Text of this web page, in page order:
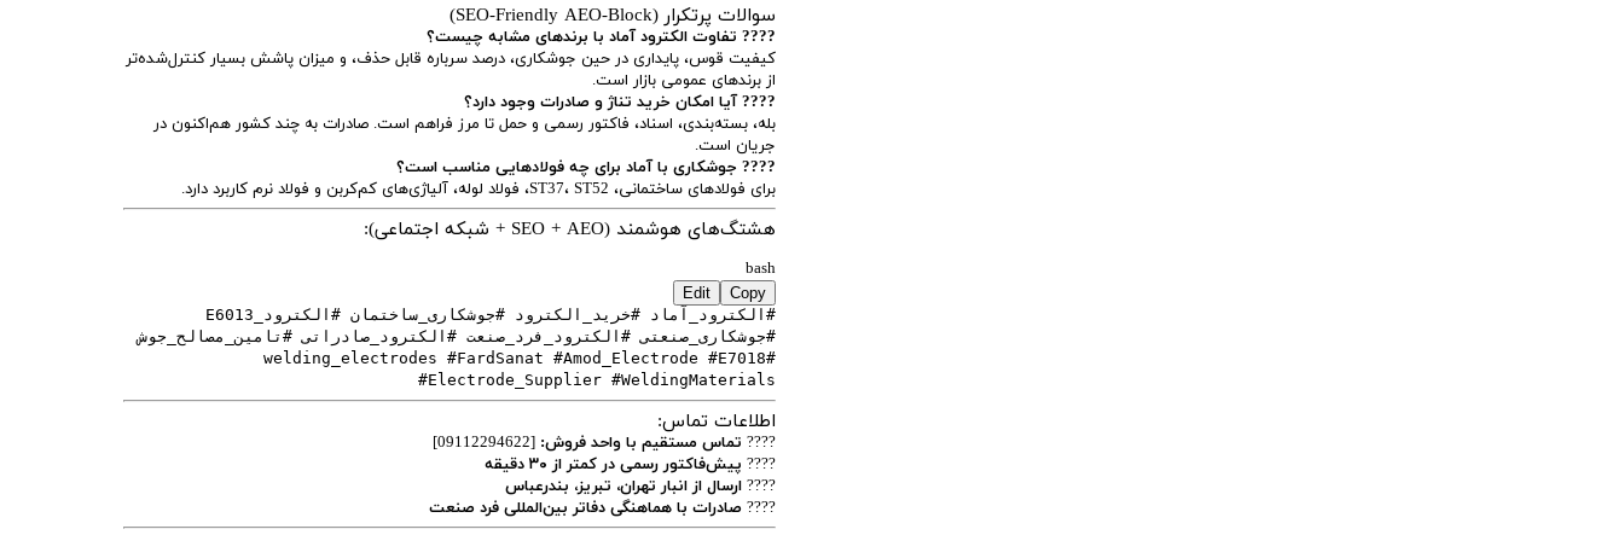
سوالات پرتکرار (SEO-Friendly AEO-Block)
???? تفاوت الکترود آماد با برندهای مشابه چیست؟
کیفیت قوس، پایداری در حین جوشکاری، درصد سرباره قابل حذف، و میزان پاشش بسیار کنترل‌شده‌تر
از برندهای عمومی بازار است.
???? آیا امکان خرید تناژ و صادرات وجود دارد؟
بله، بسته‌بندی، اسناد، فاکتور رسمی و حمل تا مرز فراهم است. صادرات به چند کشور هم‌اکنون در
جریان است.
???? جوشکاری با آماد برای چه فولادهایی مناسب است؟
برای فولادهای ساختمانی، ST37، ST52، فولاد لوله، آلیاژی‌های کم‌کربن و فولاد نرم کاربرد دارد.
هشتگ‌های هوشمند (SEO + AEO + شبکه اجتماعی):
bash
Copy
Edit
#الکترود_آماد #خرید_الکترود #جوشکاری_ساختمان #الکترود_E6013
#جوشکاری_صنعتی #الکترود_فرد_صنعت #الکترود_صادراتی #تامین_مصالح_جوش
#welding_electrodes #FardSanat #Amod_Electrode #E7018
#Electrode_Supplier #WeldingMaterials
اطلاعات تماس:
???? تماس مستقیم با واحد فروش: [09112294622]
???? پیش‌فاکتور رسمی در کمتر از ۳۰ دقیقه
???? ارسال از انبار تهران، تبریز، بندرعباس
???? صادرات با هماهنگی دفاتر بین‌المللی فرد صنعت